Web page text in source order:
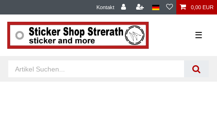
Kontakt 0,00 EUR
☰